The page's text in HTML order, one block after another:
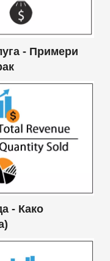
- Примери
- Како